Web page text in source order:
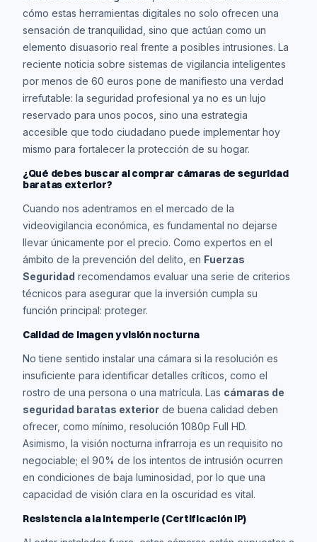
cómo estas herramientas digitales no solo ofrecen una
sensación de tranquilidad, sino que actúan como un
elemento disuasorio real frente a posibles intrusiones. La
reciente noticia sobre sistemas de vigilancia inteligentes
por menos de 60 euros pone de manifiesto una verdad
irrefutable: la seguridad profesional ya no es un lujo
reservado para unos pocos, sino una estrategia
accesible que todo ciudadano puede implementar hoy
mismo para fortalecer la protección de su hogar.
¿Qué debes buscar al comprar cámaras de seguridad
baratas exterior?
Cuando nos adentramos en el mercado de la
videovigilancia económica, es fundamental no dejarse
llevar únicamente por el precio. Como expertos en el
ámbito de la prevención del delito, en Fuerzas
Seguridad recomendamos evaluar una serie de criterios
técnicos para asegurar que la inversión cumpla su
función principal: proteger.
Calidad de imagen y visión nocturna
No tiene sentido instalar una cámara si la resolución es
insuficiente para identificar detalles críticos, como el
rostro de una persona o una matrícula. Las cámaras de
seguridad baratas exterior de buena calidad deben
ofrecer, como mínimo, resolución 1080p Full HD.
Asimismo, la visión nocturna infrarroja es un requisito no
negociable; el 90% de los intentos de intrusión ocurren
en condiciones de baja luminosidad, por lo que una
capacidad de visión clara en la oscuridad es vital.
Resistencia a la intemperie (Certificación IP)